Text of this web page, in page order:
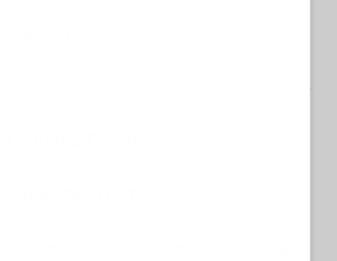
chiama Palantir
Trump
e immigrazione, il 66% degli